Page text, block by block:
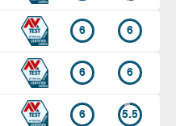
6 6
6 6
6 5.5